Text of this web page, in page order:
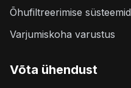
Õhufiltreerimise süsteemid
Varjumiskoha varustus
Võta ühendust